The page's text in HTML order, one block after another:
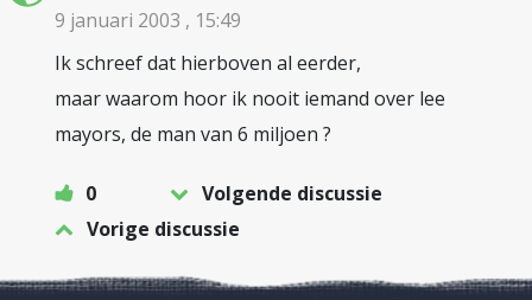
9 januari 2003 , 15:49
Ik schreef dat hierboven al eerder,
maar waarom hoor ik nooit iemand over lee
mayors, de man van 6 miljoen ?
0
Volgende discussie
Vorige discussie